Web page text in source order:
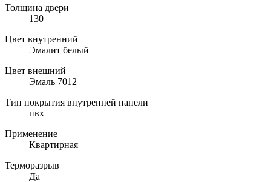
Толщина двери
130
Цвет внутренний
Эмалит белый
Цвет внешний
Эмаль 7012
Тип покрытия внутренней панели
пвх
Применение
Квартирная
Терморазрыв
Да